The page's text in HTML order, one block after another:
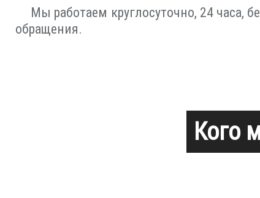
Мы работаем круглосуточно, 24 часа,
обращения.
Кого